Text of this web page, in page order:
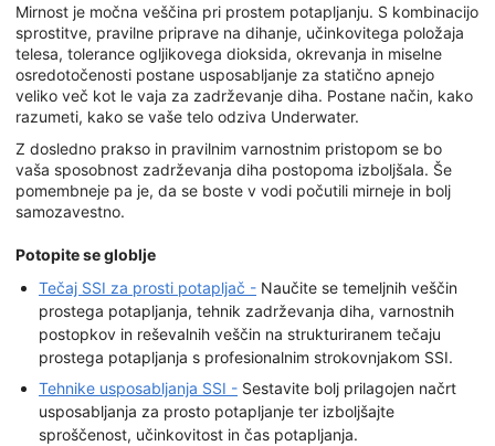
Mirnost je močna veščina pri prostem potapljanju. S kombinacijo
sprostitve, pravilne priprave na dihanje, učinkovitega položaja
telesa, tolerance ogljikovega dioksida, okrevanja in miselne
osredotočenosti postane usposabljanje za statično apnejo
veliko več kot le vaja za zadrževanje diha. Postane način, kako
razumeti, kako se vaše telo odziva Underwater.
Z dosledno prakso in pravilnim varnostnim pristopom se bo
vaša sposobnost zadrževanja diha postopoma izboljšala. Še
pomembneje pa je, da se boste v vodi počutili mirneje in bolj
samozavestno.
Potopite se globlje
Tečaj SSI za prosti potapljač - Naučite se temeljnih veščin
prostega potapljanja, tehnik zadrževanja diha, varnostnih
postopkov in reševalnih veščin na strukturiranem tečaju
prostega potapljanja s profesionalnim strokovnjakom SSI.
Tehnike usposabljanja SSI - Sestavite bolj prilagojen načrt
usposabljanja za prosto potapljanje ter izboljšajte
sproščenost, učinkovitost in čas potapljanja.